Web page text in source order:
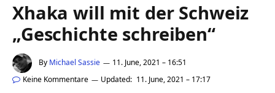
Xhaka will mit der Schweiz
„Geschichte schreiben“
By Michael Sassie
11. June, 2021 – 16:51
Keine Kommentare
Updated: 11. June, 2021 – 17:17